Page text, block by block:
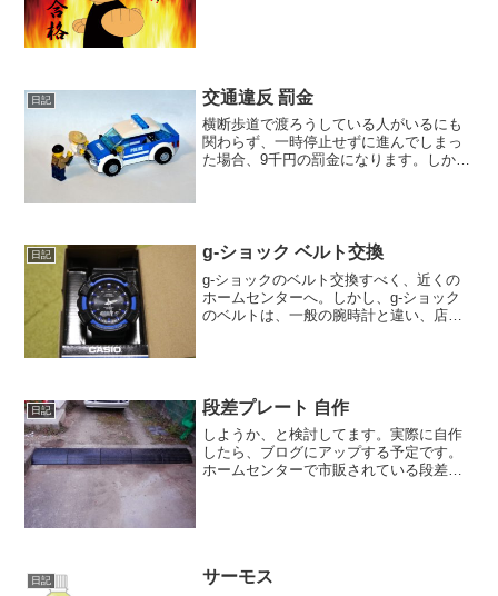
日記 交通違反 罰金
横断歩道で渡ろうしている人がいるにも
関わらず、一時停止せずに進んでしまっ
た場合、9千円の罰金になります。しか
日記 g-ショック ベルト交換
g-ショックのベルト交換すべく、近くの
ホームセンターへ。しかし、g-ショック
のベルトは、一般の腕時計と違い、店頭
日記 段差プレート 自作
しようか、と検討してます。実際に自作
したら、ブログにアップする予定です。
ホームセンターで市販されている段差プ
日記 サーモス